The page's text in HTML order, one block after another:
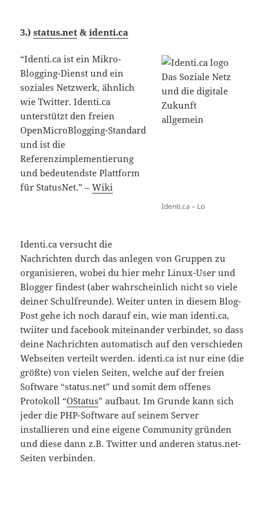
3.)status.net &identi.ca
Identi.ca – Lo
“Identi.ca ist ein Mikro-
Blogging-Dienst und ein
soziales Netzwerk, ähnlich
wie Twitter. Identi.ca
unterstützt den freien
OpenMicroBlogging-Standard
und ist die
Referenzimplementierung
und bedeutendste Plattform
für StatusNet.” –Wiki
Identi.ca versucht die
Nachrichten durch das anlegen von Gruppen zu
organisieren, wobei du hier mehr Linux-User und
Blogger findest (aber wahrscheinlich nicht so viele
deiner Schulfreunde). Weiter unten in diesem Blog-
Post gehe ich noch darauf ein, wie man identi.ca,
twiiter und facebook miteinander verbindet, so dass
deine Nachrichten automatisch auf den verschieden
Webseiten verteilt werden. identi.ca ist nur eine (die
größte) von vielen Seiten, welche auf der freien
Software “status.net” und somit dem offenes
Protokoll “OStatus” aufbaut. Im Grunde kann sich
jeder die PHP-Software auf seinem Server
installieren und eine eigene Community gründen
und diese dann z.B. Twitter und anderen status.net-
Seiten verbinden.